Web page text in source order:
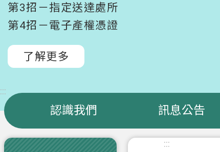
第3招－指定送達處所
第4招－電子產權憑證
了解更多
:::
認識我們 訊息公告
:::
:::